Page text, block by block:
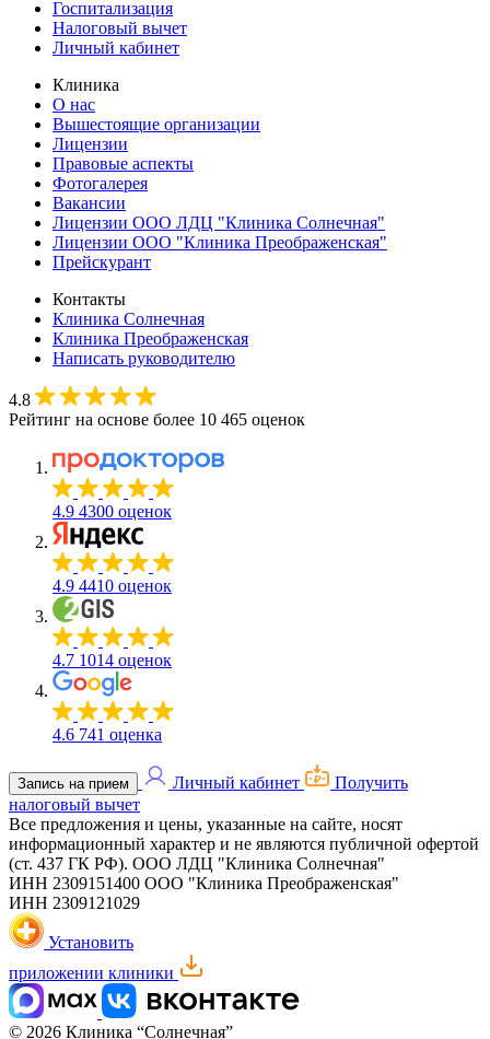
Госпитализация
Налоговый вычет
Личный кабинет
Клиника
О нас
Вышестоящие организации
Лицензии
Правовые аспекты
Фотогалерея
Вакансии
Лицензии ООО ЛДЦ "Клиника Солнечная"
Лицензии ООО "Клиника Преображенская"
Прейскурант
Контакты
Клиника Солнечная
Клиника Преображенская
Написать руководителю
4.8
Рейтинг на основе более 10 465 оценок
4.9 4300 оценок
4.9 4410 оценок
4.7 1014 оценок
4.6 741 оценка
Запись на прием Личный кабинет
Получить
налоговый вычет
Все предложения и цены, указанные на сайте, носят
информационный характер и не являются публичной офертой
(ст. 437 ГК РФ). ООО ЛДЦ "Клиника Солнечная"
ИНН 2309151400 ООО "Клиника Преображенская"
ИНН 2309121029
Установить
приложении клиники
© 2026 Клиника “Солнечная”